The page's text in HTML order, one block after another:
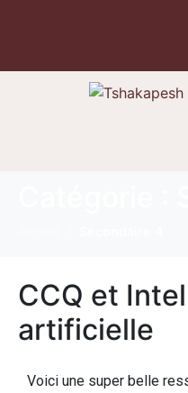
CCQ et
artificielle
Voici une super belle